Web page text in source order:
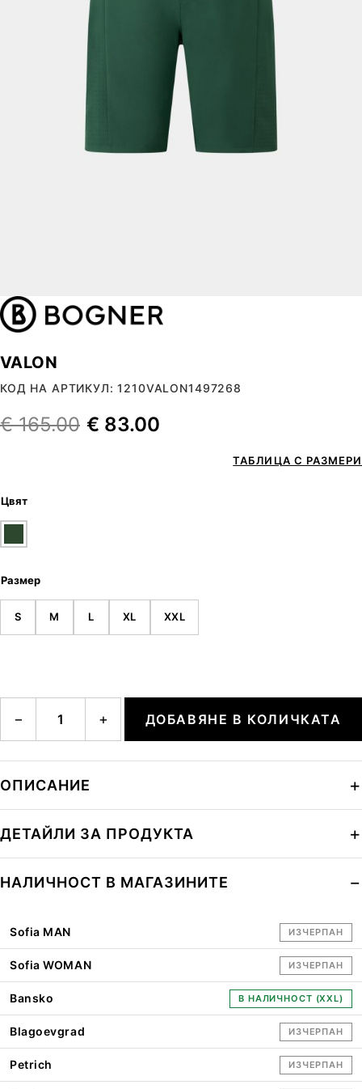
VALON
КОД НА АРТИКУЛ: 1210VALON1497268
€165.00 € 83.00
ТАБЛИЦА С РАЗМЕРИ
Цвят
Размер
S M L XL XXL
− + ДОБАВЯНЕ В КОЛИЧКАТА
ОПИСАНИЕ
ДЕТАЙЛИ ЗА ПРОДУКТА
НАЛИЧНОСТ В МАГАЗИНИТЕ
Sofia MAN ИЗЧЕРПАН
Sofia WOMAN ИЗЧЕРПАН
Bansko В НАЛИЧНОСТ (XXL)
Blagoevgrad ИЗЧЕРПАН
Petrich ИЗЧЕРПАН